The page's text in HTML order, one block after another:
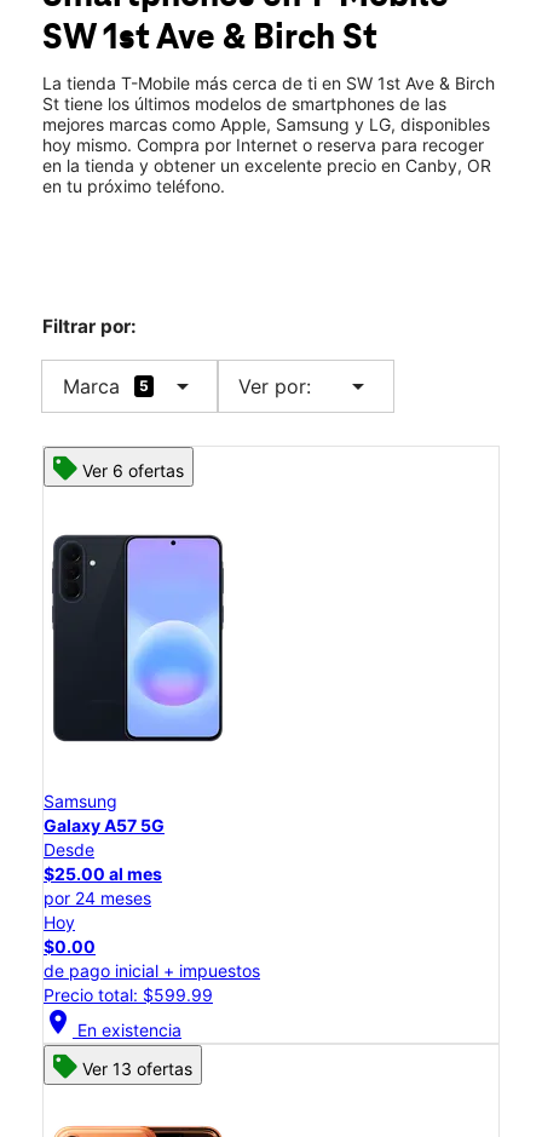
Vie.: 10:00 a.m. a 8:00 p.m.
Sáb.: 10:00 a.m. a 8:00 p.m.
851 SW 1st Ave #102 Canby, OR 97013
SW 1st Ave & Birch St
La tienda T-Mobile más cerca de ti en SW 1st Ave & Birch
St tiene los últimos modelos de smartphones de las
mejores marcas como Apple, Samsung y LG, disponibles
hoy mismo. Compra por Internet o reserva para recoger
en la tienda y obtener un excelente precio en Canby, OR
en tu próximo teléfono.
Filtrar por:
Marca 5 arrow_drop_down Ver por: arrow_drop_down
Ver 6 ofertas
Samsung
Galaxy A57 5G
Desde
$25.00 al mes
por 24 meses
Hoy
$0.00
de pago inicial + impuestos
Precio total: $599.99
location_on En existencia
Ver 13 ofertas